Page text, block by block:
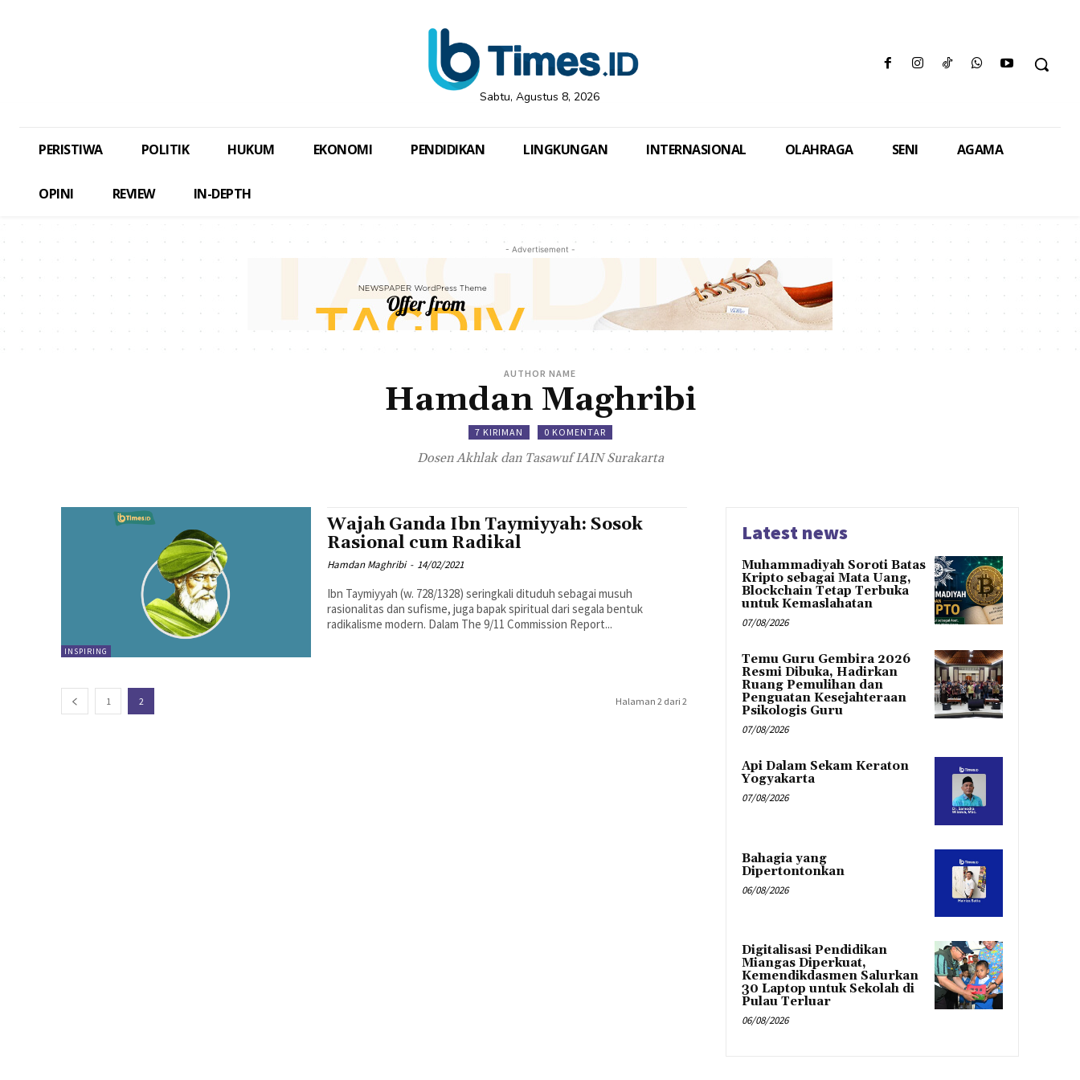
Sabtu, Agustus 8, 2026
PERISTIWA POLITIK HUKUM EKONOMI PENDIDIKAN LINGKUNGAN INTERNASIONAL OLAHRAGA SENI AGAMA
OPINI REVIEW IN-DEPTH
- Advertisement -
AUTHOR NAME
Hamdan Maghribi
7 KIRIMAN 0 KOMENTAR
Dosen Akhlak dan Tasawuf IAIN Surakarta
INSPIRING
Wajah Ganda Ibn Taymiyyah: Sosok
Rasional cum Radikal
Hamdan Maghribi - 14/02/2021
Ibn Taymiyyah (w. 728/1328) seringkali dituduh sebagai musuh
rasionalitas dan sufisme, juga bapak spiritual dari segala bentuk
radikalisme modern. Dalam The 9/11 Commission Report...
1 2 Halaman 2 dari 2
Latest news
Muhammadiyah Soroti Batas
Kripto sebagai Mata Uang,
Blockchain Tetap Terbuka
untuk Kemaslahatan
07/08/2026
Temu Guru Gembira 2026
Resmi Dibuka, Hadirkan
Ruang Pemulihan dan
Penguatan Kesejahteraan
Psikologis Guru
07/08/2026
Api Dalam Sekam Keraton
Yogyakarta
07/08/2026
Bahagia yang
Dipertontonkan
06/08/2026
Digitalisasi Pendidikan
Miangas Diperkuat,
Kemendikdasmen Salurkan
30 Laptop untuk Sekolah di
Pulau Terluar
06/08/2026